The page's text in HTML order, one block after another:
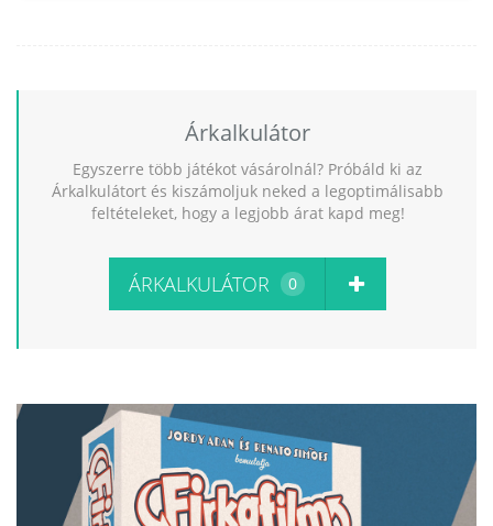
Árkalkulátor
Egyszerre több játékot vásárolnál? Próbáld ki az
Árkalkulátort és kiszámoljuk neked a legoptimálisabb
feltételeket, hogy a legjobb árat kapd meg!
ÁRKALKULÁTOR 0